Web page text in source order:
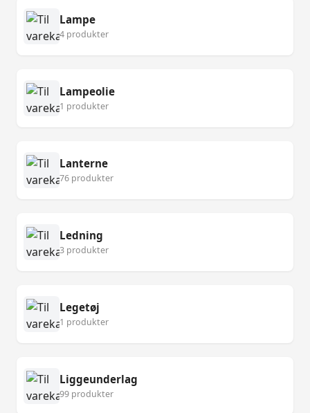
Lampe
4 produkter
Lampeolie
1 produkter
Lanterne
76 produkter
Ledning
3 produkter
Legetøj
1 produkter
Liggeunderlag
99 produkter